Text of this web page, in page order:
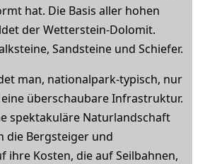
hat. Die Basis aller hohen
der Wetterstein-Dolomit.
Sandsteine und Schiefer.
man, nationalpark-typisch, nur
überschaubare Infrastruktur.
spektakuläre Naturlandschaft
die Bergsteiger und
ihre Kosten, die auf Seilbahnen,